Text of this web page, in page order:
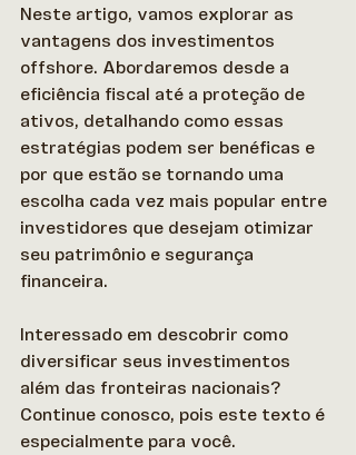
Neste artigo, vamos explorar as
vantagens dos investimentos
offshore. Abordaremos desde a
eficiência fiscal até a proteção de
ativos, detalhando como essas
estratégias podem ser benéficas e
por que estão se tornando uma
escolha cada vez mais popular entre
investidores que desejam otimizar
seu patrimônio e segurança
financeira.
Interessado em descobrir como
diversificar seus investimentos
além das fronteiras nacionais?
Continue conosco, pois este texto é
especialmente para você.